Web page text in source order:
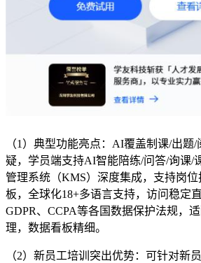
（1）典型功能亮点：AI覆盖制课/出题
疑，学员端支持AI智能陪练/问答/询课/
管理系统（KMS）深度集成，支持岗
板，全球化18+多语言支持，访问稳定
GDPR、CCPA等各国数据保护法规，
理，数据看板精细。
（2）新员工培训突出优势：可针对新